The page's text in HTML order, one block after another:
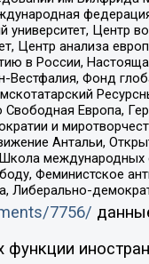
университет,
Центр анализа
в России,
Фонд
Европа,
и
Антальи,
Феминистское
7756/